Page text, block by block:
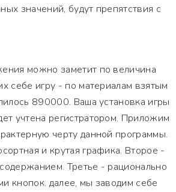
значений, будут препятствия с
можно заметит по величина
себе игру - по материалам взятым
890000. Ваша установка игры
учтена регистратором. Приложим
черту данной программы.
и крутая графика. Второе -
Третье - рационально
кнопок. далее, мы заводим себе